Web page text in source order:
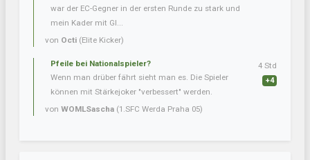
war der EC-Gegner in der ersten Runde zu stark und
mein Kader mit Gl...
von Octi (Elite Kicker)
Pfeile bei Nationalspieler?
Wenn man drüber fährt sieht man es. Die Spieler
können mit Stärkejoker "verbessert" werden.
von WOMLSascha (1.SFC Werda Praha 05)
4 Std
+4